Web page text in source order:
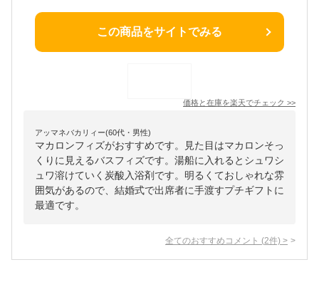
この商品をサイトでみる
価格と在庫を楽天でチェック >>
アッマネバカリィー(60代・男性)
マカロンフィズがおすすめです。見た目はマカロンそっ
くりに見えるバスフィズです。湯船に入れるとシュワシ
ュワ溶けていく炭酸入浴剤です。明るくておしゃれな雰
囲気があるので、結婚式で出席者に手渡すプチギフトに
最適です。
全てのおすすめコメント (2件) >